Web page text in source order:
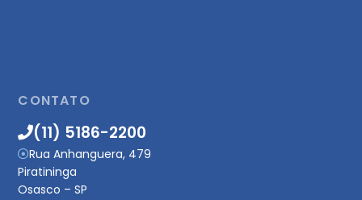
CONTATO
(11) 5186-2200
Rua Anhanguera, 479
Piratininga
Osasco – SP